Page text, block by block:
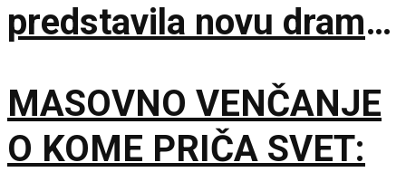
predstavila novu dramu
Lokarnu
MASOVNO VENČANJE
O KOME PRIČA SVET: